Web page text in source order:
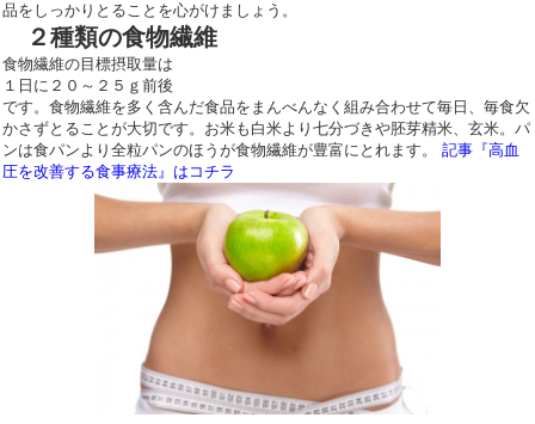
品をしっかりとることを心がけましょう。
２種類の食物繊維
食物繊維の目標摂取量は
１日に２０～２５ｇ前後
です。食物繊維を多く含んだ食品をまんべんなく組み合わせて毎日、毎食欠
かさずとることが大切です。お米も白米より七分づきや胚芽精米、玄米。パ
ンは食パンより全粒パンのほうが食物繊維が豊富にとれます。記事『高血
圧を改善する食事療法』はコチラ